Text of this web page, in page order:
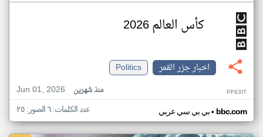
كأس العالم 2026
اخبار جزر القمر
Politics
Jun 01, 2026
منذ شهرين PF63IT
بي بي سي عربي• bbc.com عدد الكلمات: ٦ الصور: ٢٥